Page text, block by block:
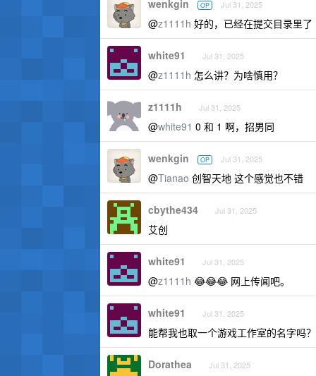
wenkgin OP Jul 31, 2025
@z1111h 好的，已经在提交目录里了
white91 Jul 31, 2025
@z1111h 怎么讲？为啥慎用？
z1111h Jul 31, 2025
@white91 0 和 1 啊，招男同
wenkgin OP Jul 31, 2025
@Tianao 创智天地 这个感觉也不错
cbythe434 Jul 31, 2025
艾创
white91 Jul 31, 2025
@z1111h 😂😂😂 网上传闻吧。
white91 Jul 31, 2025
能帮我也取一个游戏工作室的名字吗
Dorathea Jul 31, 2025